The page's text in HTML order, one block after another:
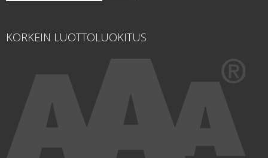
KORKEIN LUOTTOLUOKITUS